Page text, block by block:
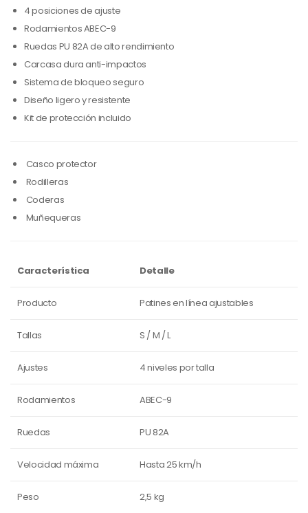
4 posiciones de ajuste
Rodamientos ABEC-9
Ruedas PU 82A de alto rendimiento
Carcasa dura anti-impactos
Sistema de bloqueo seguro
Diseño ligero y resistente
Kit de protección incluido
Casco protector
Rodilleras
Coderas
Muñequeras
Característica Detalle
Producto Patines en línea ajustables
Tallas S / M / L
Ajustes 4 niveles por talla
Rodamientos ABEC-9
Ruedas PU 82A
Velocidad máxima Hasta 25 km/h
Peso 2,5 kg